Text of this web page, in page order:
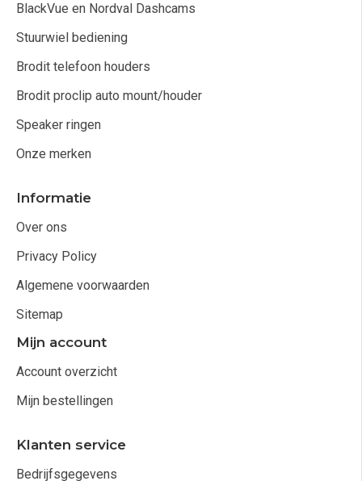
BlackVue en Nordval Dashcams
Stuurwiel bediening
Brodit telefoon houders
Brodit proclip auto mount/houder
Speaker ringen
Onze merken
Informatie
Over ons
Privacy Policy
Algemene voorwaarden
Sitemap
Mijn account
Account overzicht
Mijn bestellingen
Klanten service
Bedrijfsgegevens